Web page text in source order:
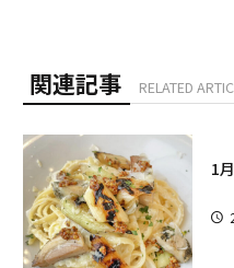
関連記事 RELATED
1